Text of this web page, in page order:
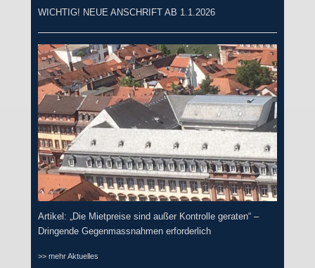
WICHTIG! NEUE ANSCHRIFT AB 1.1.2026
Artikel: „Die Mietpreise sind außer Kontrolle geraten“ –
Dringende Gegenmassnahmen erforderlich
>> mehr Aktuelles